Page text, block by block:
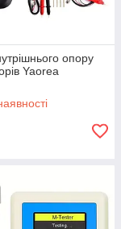
опору
Yaorea